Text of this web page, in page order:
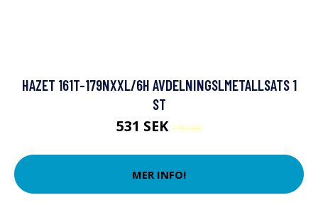
HAZET 161T-179NXXL/6H AVDELNINGSLMETALLSATS 1
ST
531 SEK790 SEK
MER INFO!